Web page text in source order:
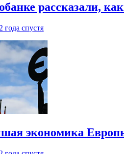
рассказали,
2 года спустя
экономика